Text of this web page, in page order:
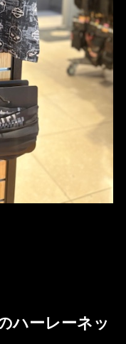
ハーレーネッ